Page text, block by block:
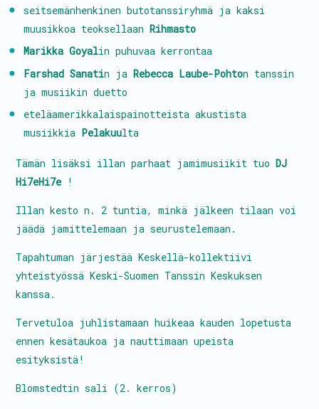
Kulttuuritalo Villa Rana
arvo- ja yhdenvertaisuussuunnitelma
Turvallisemman tilan periaatteet
seitsemänhenkinen butotanssiryhmä ja kaksi
muusikkoa teoksellaanRihmasto
Marikka Goyalin puhuvaa kerrontaa
Farshad Sanatin jaRebecca Laube-Pohton tanssin
ja musiikin duetto
eteläamerikkalaispainotteista akustista
musiikkia Pelakuulta
Tämän lisäksi illan parhaat jamimusiikit tuo DJ
Hi7eHi7e !
Illan kesto n. 2 tuntia, minkä jälkeen tilaan voi
jäädä jamittelemaan ja seurustelemaan.
Tapahtuman järjestää Keskellä-kollektiivi
yhteistyössä Keski-Suomen Tanssin Keskuksen
kanssa.
Tervetuloa juhlistamaan huikeaa kauden lopetusta
ennen kesätaukoa ja nauttimaan upeista
esityksistä!
Blomstedtin sali (2. kerros)